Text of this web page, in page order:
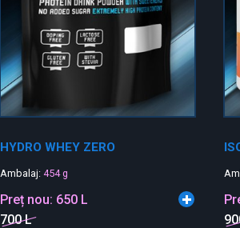
HYDRO WHEY ZERO
Ambalaj:454 g
Preț nou: 650 L
700 L